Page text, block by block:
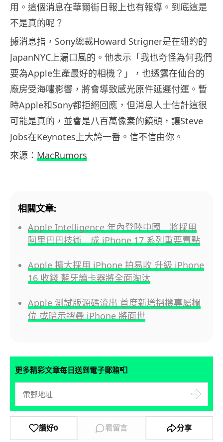
用。這個消息在華爾街日報上也有報導。到底這是
不是真的呢？
據消息指，Sony總裁Howard Strigner是在紐約的
JapanNYC上漏口風的。他表示「我也奇怪為何我們
要為Apple生產最好的相機？」，也透露在仙台的
廠房受海嘯影響，將會導致感光原件延遲付運。暫
時Apple和Sony都拒絕回應，但消息人士估計這很
可能是真的，並會是八百萬像素的鏡頭，讓Steve
Jobs在Keynotes上大誇一番。信不信由你。
來源： MacRumors
相關文章:
Apple Intelligence 年內登陸中國 將採用
阿里巴巴技術 成 iPhone 17 系列重要賣點
Apple 擴大採用 iPhone 拍易收 升級 iPhone
16 收錢 藍牙讀卡器將全面淘汰
Apple 測試版源碼流出 首度新增摺機專屬欄
位 或暗示摺疊 iPhone 將面世
更多精彩文章每日送到電子郵箱📮
讚好0 看留言 分享